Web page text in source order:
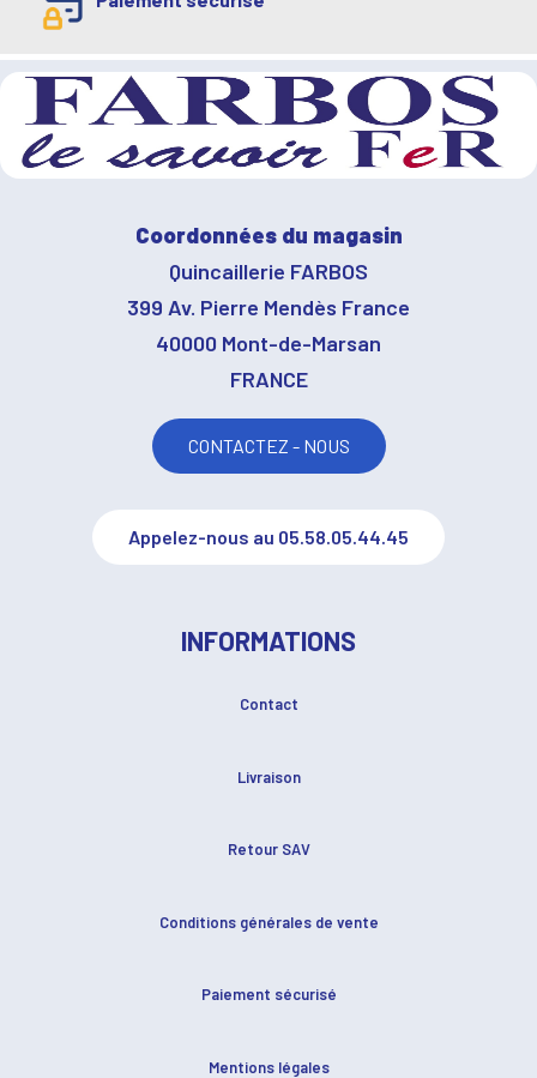
Coordonnées du magasin
Quincaillerie FARBOS
399 Av. Pierre Mendès France
40000 Mont-de-Marsan
FRANCE
CONTACTEZ - NOUS
Appelez-nous au 05.58.05.44.45
INFORMATIONS
Contact
Livraison
Retour SAV
Conditions générales de vente
Paiement sécurisé
Mentions légales